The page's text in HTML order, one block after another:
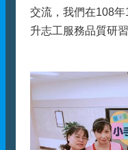
交流，我們在108
升志工服務品質研